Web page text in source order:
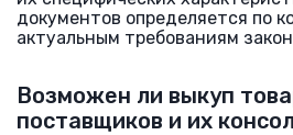
документов определяется по
актуальным требованиям
Возможен ли выкуп
поставщиков и их